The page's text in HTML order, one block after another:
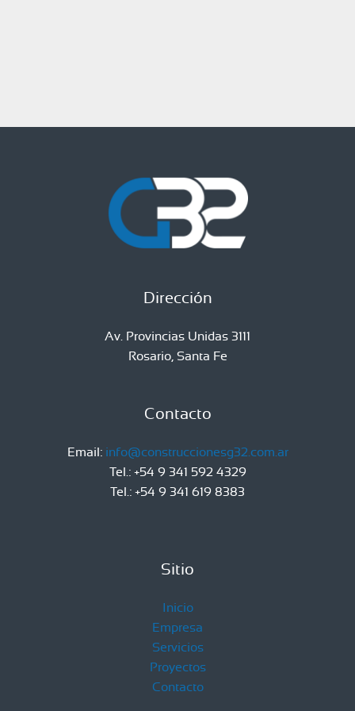
Dirección
Av. Provincias Unidas 3111
Rosario, Santa Fe
Contacto
Email: info@construccionesg32.com.ar
Tel.: +54 9 341 592 4329
Tel.: +54 9 341 619 8383
Sitio
Inicio
Empresa
Servicios
Proyectos
Contacto